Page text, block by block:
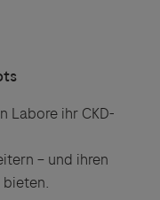
Labore ihr CKD-
– und ihren
bieten.